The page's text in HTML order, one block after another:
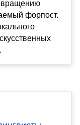
форпост.